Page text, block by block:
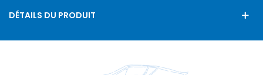
DÉTAILS DU PRODUIT